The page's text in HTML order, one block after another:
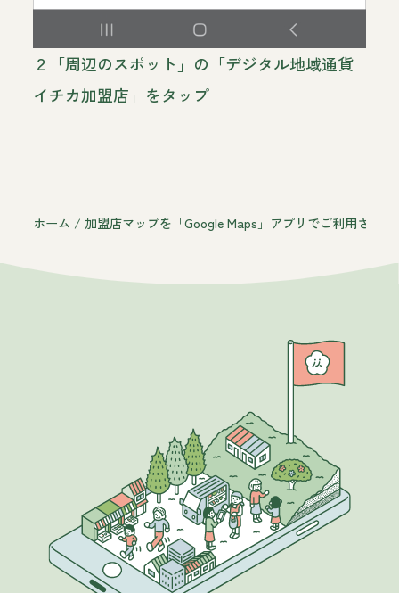
２「周辺のスポット」の「デジタル地域通貨
イチカ加盟店」をタップ
ホーム / 加盟店マップを「Google Maps」アプリでご利用され